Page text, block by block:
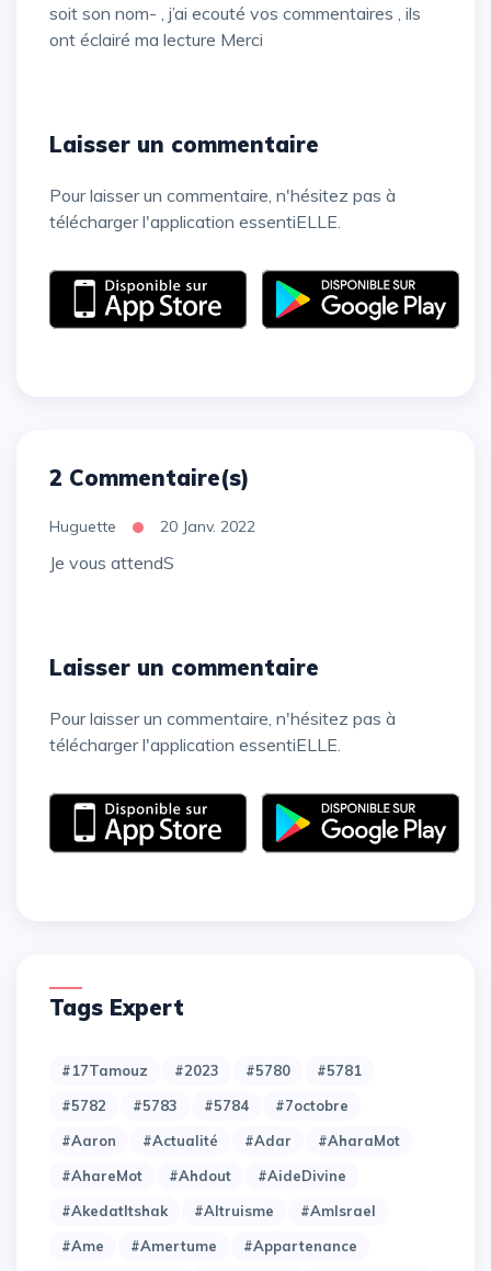
soit son nom- , j’ai ecouté vos commentaires , ils
ont éclairé ma lecture Merci
Laisser un commentaire
Pour laisser un commentaire, n'hésitez pas à
télécharger l'application essentiELLE.
2 Commentaire(s)
Huguette 20 Janv. 2022
Je vous attendS
Laisser un commentaire
Pour laisser un commentaire, n'hésitez pas à
télécharger l'application essentiELLE.
Tags Expert
#17Tamouz #2023 #5780
#5781
#5782
#5783 #5784
#7octobre
#Aaron
#Actualité #Adar
#AharaMot
#AhareMot
#Ahdout
#AideDivine
#AkedatItshak
#Altruisme
#AmIsrael
#Ame
#Amertume
#Appartenance